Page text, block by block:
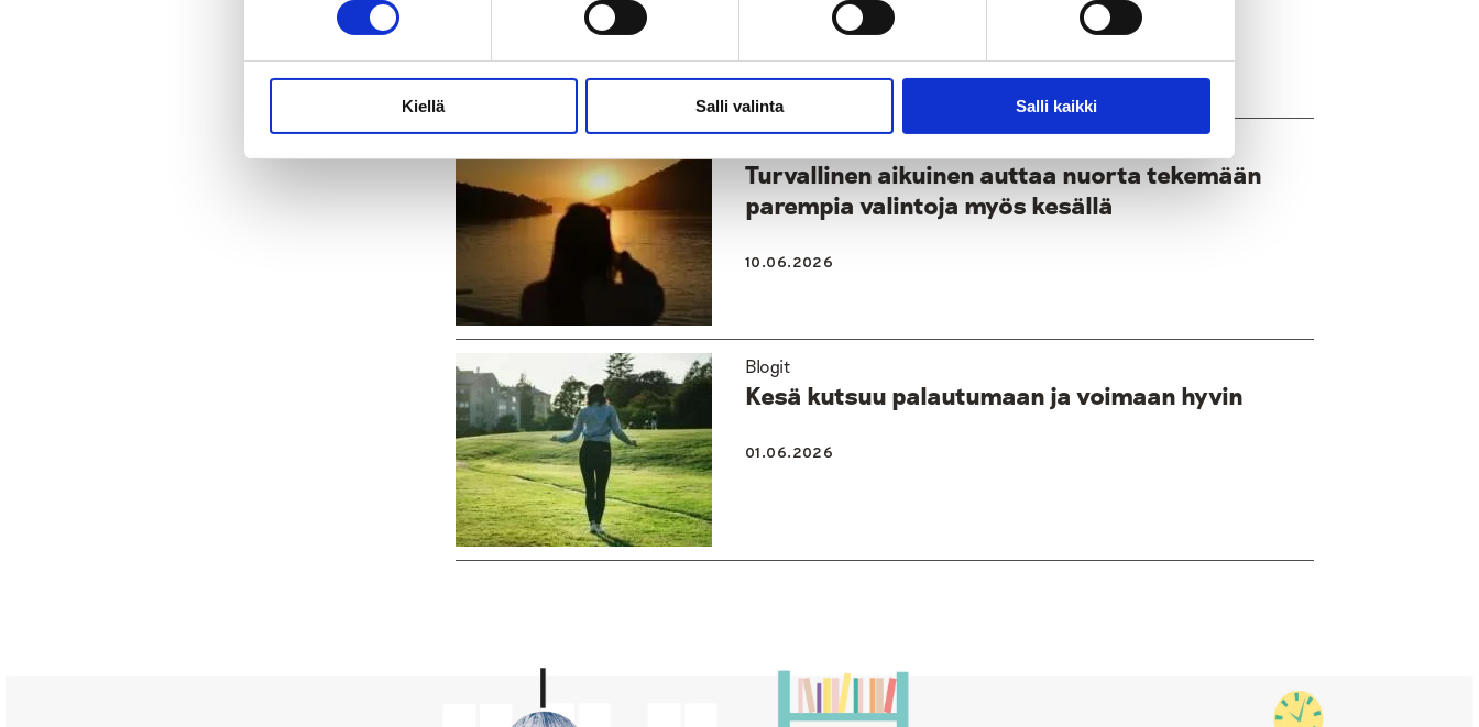
Kiellä Salli valinta Salli kaikki
Turvallinen aikuinen auttaa nuorta tekemään
parempia valintoja myös kesällä
10.06.2026
Blogit
Kesä kutsuu palautumaan ja voimaan hyvin
01.06.2026